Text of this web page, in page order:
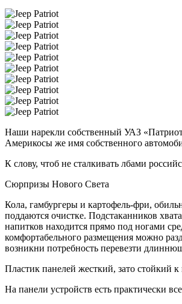
Наши нарекли собственный УАЗ
Америкосы же имя собственного
К слову, чтоб не сталкивать лбами
Сюрпризы Нового Света
Кола, гамбургеры и картофель-фри,
поддаются очистке. Подстаканников
напитков находится прямо под ногами
комфортабельного размещения можно
возникни потребность перевезти
Пластик панелей жесткий, зато стойкий
На панели устройств есть практически